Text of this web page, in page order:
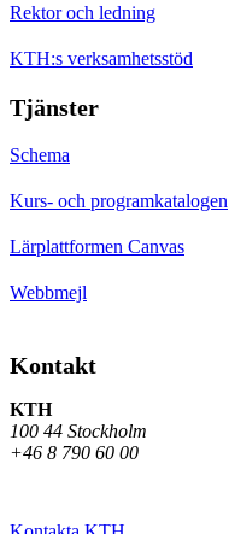
Rektor och ledning
KTH:s verksamhetsstöd
Tjänster
Schema
Kurs- och programkatalogen
Lärplattformen Canvas
Webbmejl
Kontakt
KTH
100 44 Stockholm
+46 8 790 60 00